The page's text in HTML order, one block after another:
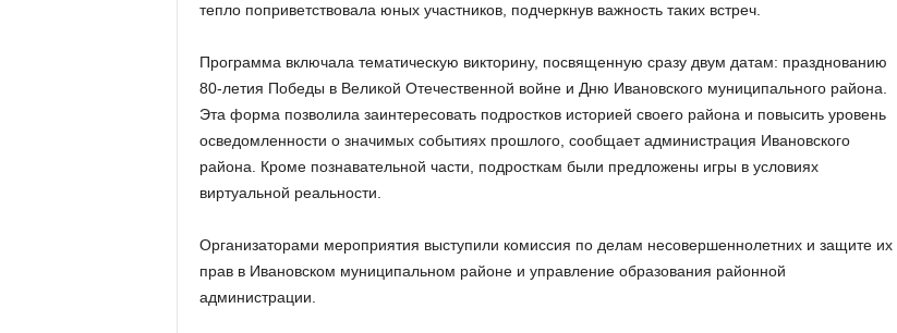
тепло поприветствовала юных участников, подчеркнув важность таких встреч.
Программа включала тематическую викторину, посвященную сразу двум датам: празднованию
80-летия Победы в Великой Отечественной войне и Дню Ивановского муниципального района.
Эта форма позволила заинтересовать подростков историей своего района и повысить уровень
осведомленности о значимых событиях прошлого, сообщает администрация Ивановского
района. Кроме познавательной части, подросткам были предложены игры в условиях
виртуальной реальности.
Организаторами мероприятия выступили комиссия по делам несовершеннолетних и защите их
прав в Ивановском муниципальном районе и управление образования районной
администрации.